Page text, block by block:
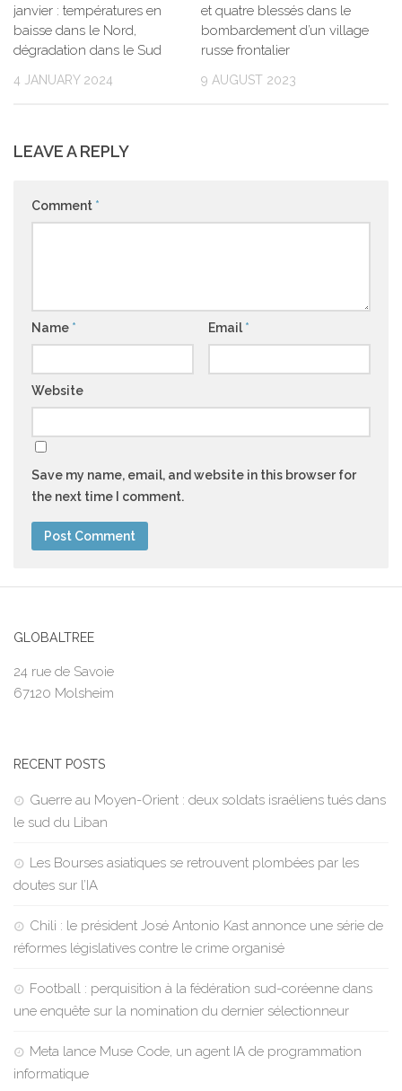
janvier : températures en
baisse dans le Nord,
dégradation dans le Sud
4 JANUARY 2024
et quatre blessés dans le
bombardement d’un village
russe frontalier
9 AUGUST 2023
LEAVE A REPLY
Comment *
Name * Email *
Website
Save my name, email, and website in this browser for
the next time I comment.
GLOBALTREE
24 rue de Savoie
67120 Molsheim
RECENT POSTS
Guerre au Moyen-Orient : deux soldats israéliens tués dans
le sud du Liban
Les Bourses asiatiques se retrouvent plombées par les
doutes sur l’IA
Chili : le président José Antonio Kast annonce une série de
réformes législatives contre le crime organisé
Football : perquisition à la fédération sud-coréenne dans
une enquête sur la nomination du dernier sélectionneur
Meta lance Muse Code, un agent IA de programmation
informatique